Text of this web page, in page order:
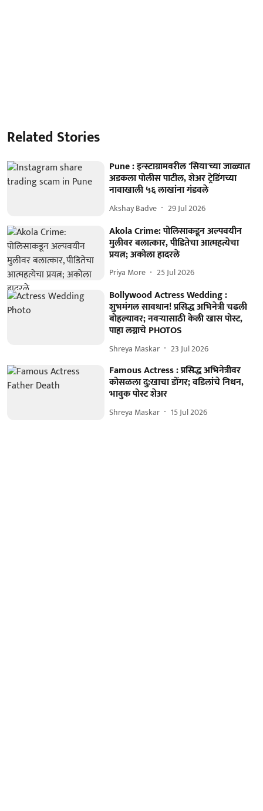
Related Stories
Pune : इन्स्टाग्रामवरील 'सिया'च्या जाळ्यात
अडकला पोलीस पाटील, शेअर ट्रेडिंगच्या
नावाखाली ५६ लाखांना गंडवले
Akshay Badve 29 Jul 2026
Akola Crime: पोलिसाकडून अल्पवयीन
मुलीवर बलात्कार, पीडितेचा आत्महत्येचा
प्रयत्न; अकोला हादरले
Priya More 25 Jul 2026
Bollywood Actress Wedding :
शुभमंगल सावधान! प्रसिद्ध अभिनेत्री चढली
बोहल्यावर; नवऱ्यासाठी केली खास पोस्ट,
पाहा लग्नाचे PHOTOS
Shreya Maskar 23 Jul 2026
Famous Actress : प्रसिद्ध अभिनेत्रीवर
कोसळला दु:खाचा डोंगर; वडिलांचे निधन,
भावुक पोस्ट शेअर
Shreya Maskar 15 Jul 2026